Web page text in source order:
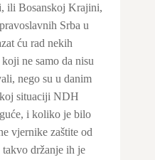
ili Bosanskoj Krajini,
Srba u
ću rad nekih
ne samo da nisu
nego su u danim
situaciji NDH
i koliko je bilo
vjernike zaštite od
držanje ih je